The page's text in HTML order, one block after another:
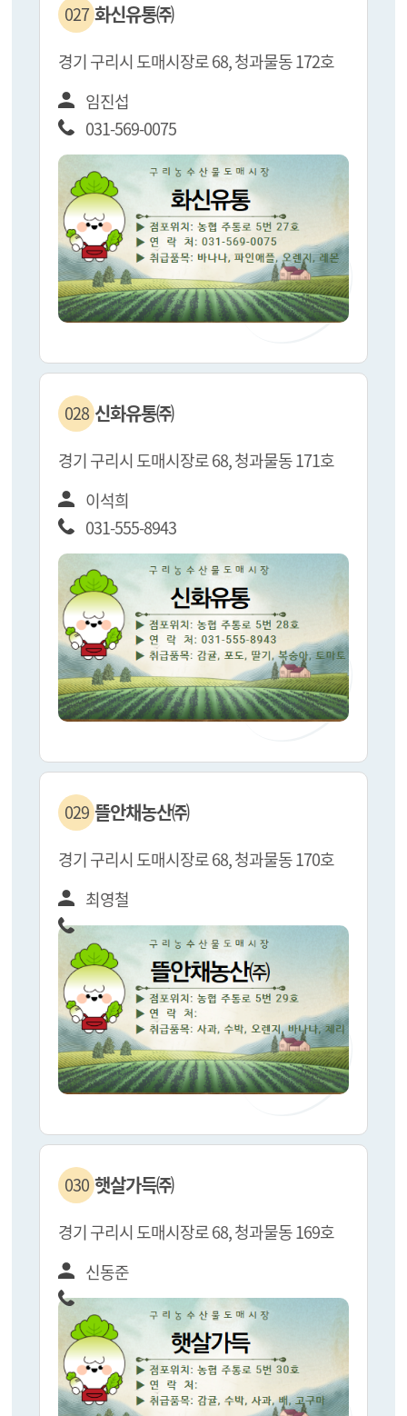
027 화신유통㈜
경기 구리시 도매시장로 68, 청과물동 172호
임진섭
031-569-0075
028 신화유통㈜
경기 구리시 도매시장로 68, 청과물동 171호
이석희
031-555-8943
029 뜰안채농산㈜
경기 구리시 도매시장로 68, 청과물동 170호
최영철
030 햇살가득㈜
경기 구리시 도매시장로 68, 청과물동 169호
신동준